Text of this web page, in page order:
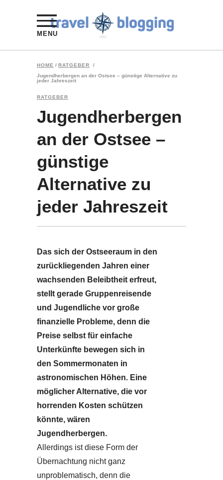
MENU
HOME / RATGEBER
/
Jugendherbergen an der Ostsee – günstige Alternative zu
jeder Jahreszeit
RATGEBER
Jugendherbergen
an der Ostsee –
günstige
Alternative zu
jeder Jahreszeit
Das sich der Ostseeraum in den
zurückliegenden Jahren einer
wachsenden Beleibtheit erfreut,
stellt gerade Gruppenreisende
und Jugendliche vor große
finanzielle Probleme, denn die
Preise selbst für einfache
Unterkünfte bewegen sich in
den Sommermonaten in
astronomischen Höhen. Eine
möglicher Alternative, die vor
horrenden Kosten schützen
könnte, wären
Jugendherbergen.
Allerdings ist diese Form der
Übernachtung nicht ganz
unproblematisch, denn die